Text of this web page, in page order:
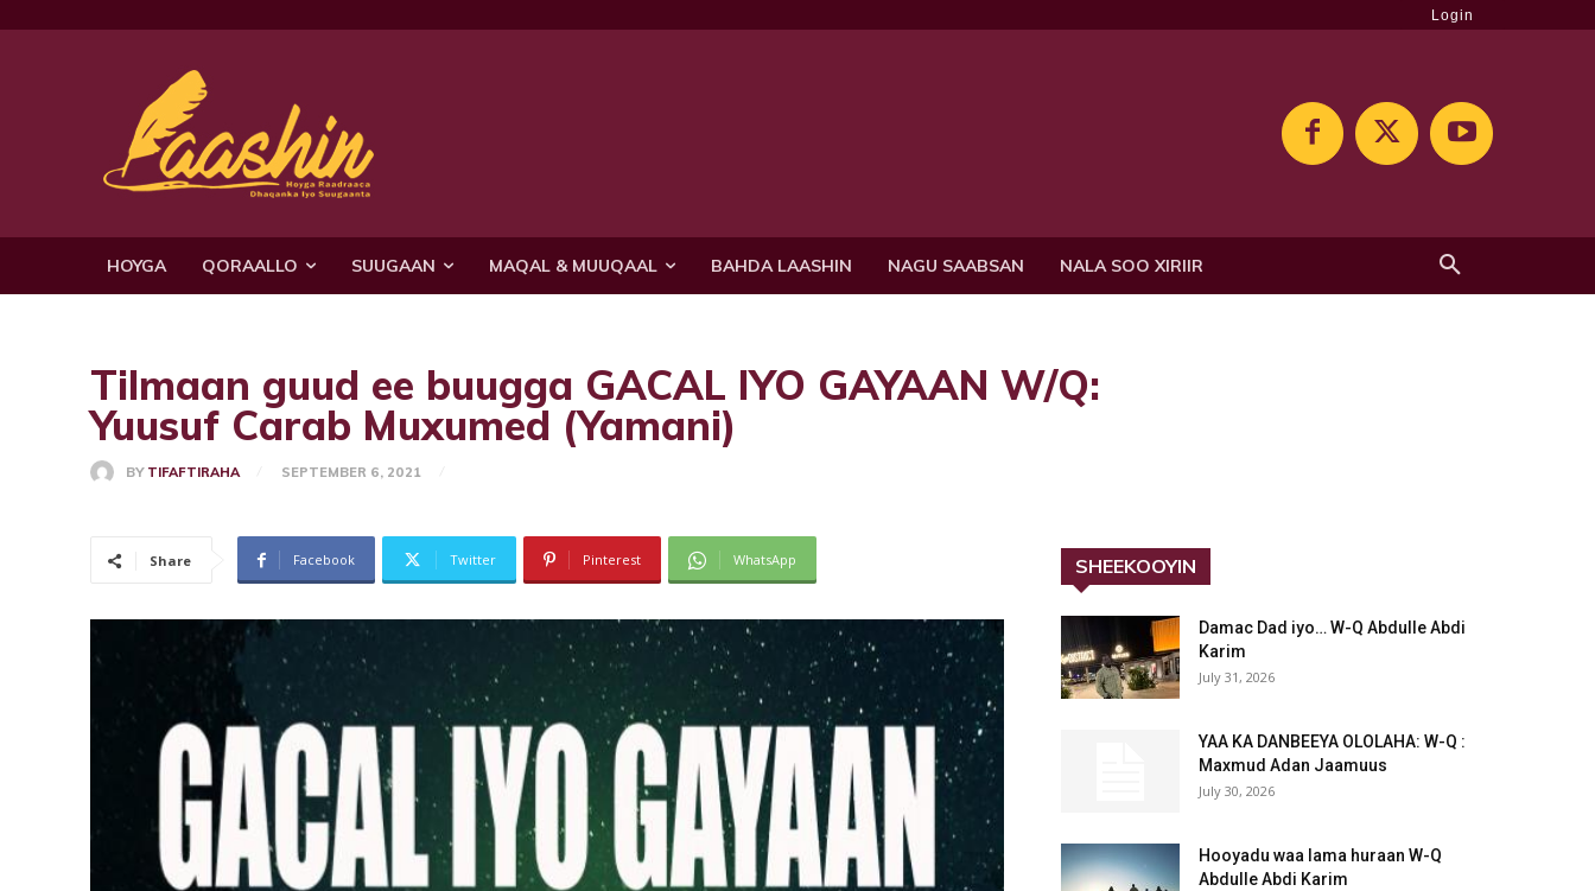
Login
HOYGA QORAALLO SUUGAAN MAQAL & MUUQAAL BAHDA LAASHIN NAGU SAABSAN NALA SOO XIRIIR
Tilmaan guud ee buugga GACAL IYO GAYAAN W/Q:
Yuusuf Carab Muxumed (Yamani)
BY TIFAFTIRAHA SEPTEMBER 6, 2021
Share Facebook Twitter Pinterest WhatsApp SHEEKOOYIN
Damac Dad iyo… W-Q Abdulle Abdi
Karim
July 31, 2026
YAA KA DANBEEYA OLOLAHA: W-Q :
Maxmud Adan Jaamuus
July 30, 2026
Hooyadu waa lama huraan W-Q
Abdulle Abdi Karim